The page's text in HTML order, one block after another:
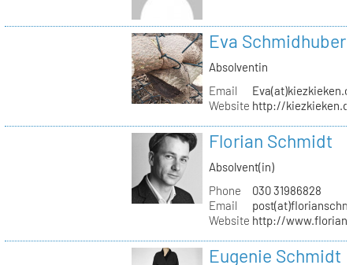
Eva Schmidhuber
Absolventin
Email
Website http://
Florian Schmidt
Absolvent(in)
Phone
030 31986828
Email
Website http://
Eugenie Schmidt